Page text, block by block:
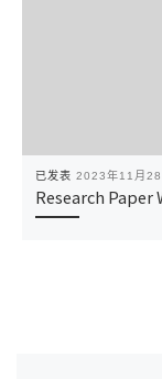
已发表 2023年11月28
Research Paper